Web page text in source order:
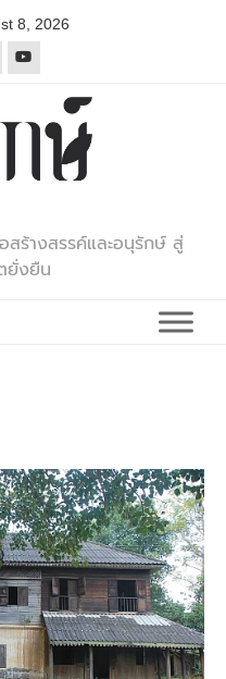
8, 2026
ร้างสรรค์และอนุรักษ์ สู่
ยั่งยืน